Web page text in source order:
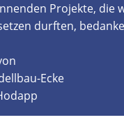
Projekte, die
durften,
Ecke